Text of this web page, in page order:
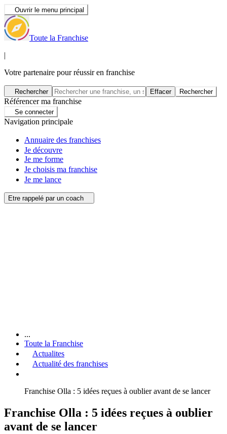
Ouvrir le menu principal
Toute la Franchise
|
Votre partenaire pour réussir en franchise
Rechercher Effacer Rechercher
Référencer ma franchise
Se connecter
Navigation principale
Annuaire des franchises
Je découvre
Je me forme
Je choisis ma franchise
Je me lance
Etre rappelé par un coach
...
Toute la Franchise
Actualites
Actualité des franchises
Franchise Olla : 5 idées reçues à oublier avant de se lancer
Franchise Olla : 5 idées reçues à oublier
avant de se lancer